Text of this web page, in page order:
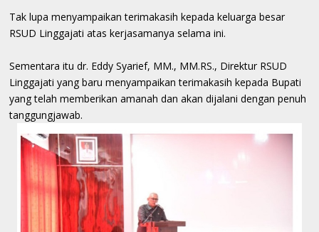
Tak lupa menyampaikan terimakasih kepada keluarga besar
RSUD Linggajati atas kerjasamanya selama ini.
Sementara itu dr. Eddy Syarief, MM., MM.RS., Direktur RSUD
Linggajati yang baru menyampaikan terimakasih kepada Bupati
yang telah memberikan amanah dan akan dijalani dengan penuh
tanggungjawab.